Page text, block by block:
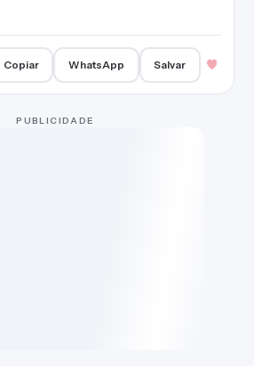
Copiar WhatsApp Salvar
PUBLICIDADE